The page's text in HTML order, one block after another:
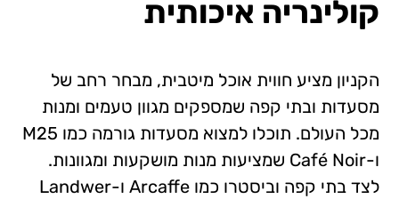
קולינריה איכותית
הקניון מציע חווית אוכל מיטבית, מבחר רחב של
מסעדות ובתי קפה שמספקים מגוון טעמים ומנות
מכל העולם. תוכלו למצוא מסעדות גורמה כמו M25
ו-Café Noir שמציעות מנות מושקעות ומגוונות.
לצד בתי קפה וביסטרו כמו Arcaffe ו-Landwer